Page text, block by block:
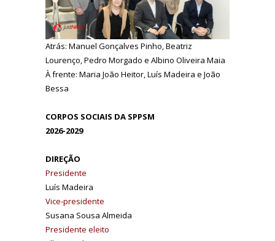
Atrás: Manuel Gonçalves Pinho, Beatriz
Lourenço, Pedro Morgado e Albino Oliveira Maia
À frente: Maria João Heitor, Luís Madeira e João
Bessa
CORPOS SOCIAIS DA SPPSM
2026-2029
DIREÇÃO
Presidente
Luís Madeira
Vice-presidente
Susana Sousa Almeida
Presidente eleito